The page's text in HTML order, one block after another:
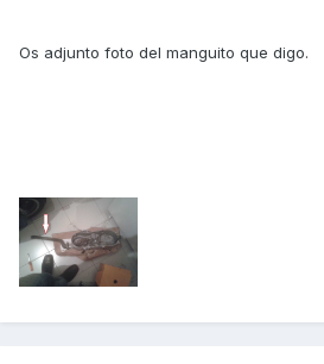
Os adjunto foto del manguito que digo.